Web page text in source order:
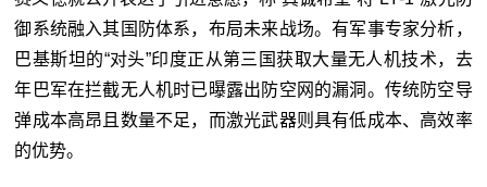
御系统融入其国防体系，布局未来战场。有军事专家分析，
巴基斯坦的“对头”印度正从第三国获取大量无人机技术，去
年巴军在拦截无人机时已曝露出防空网的漏洞。传统防空导
弹成本高昂且数量不足，而激光武器则具有低成本、高效率
的优势。